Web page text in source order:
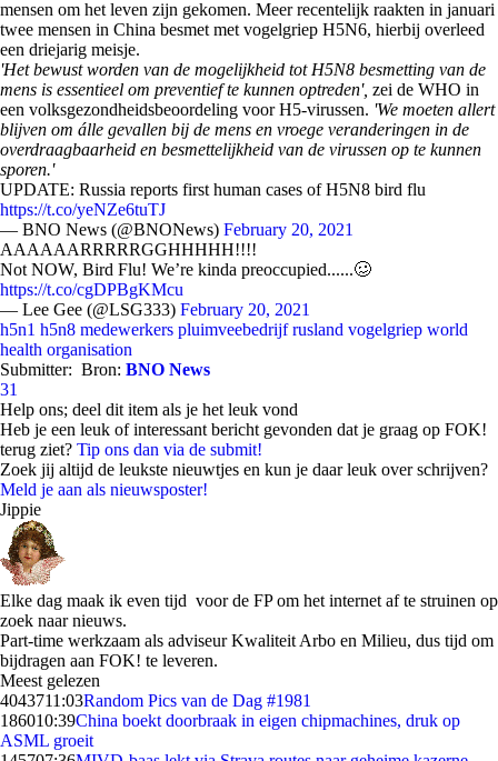
mensen om het leven zijn gekomen. Meer recentelijk raakten in januari
twee mensen in China besmet met vogelgriep H5N6, hierbij overleed
een driejarig meisje.
'Het bewust worden van de mogelijkheid tot H5N8 besmetting van de
mens is essentieel om preventief te kunnen optreden', zei de WHO in
een volksgezondheidsbeoordeling voor H5-virussen. 'We moeten allert
blijven om álle gevallen bij de mens en vroege veranderingen in de
overdraagbaarheid en besmettelijkheid van de virussen op te kunnen
sporen.'
UPDATE: Russia reports first human cases of H5N8 bird flu
https://t.co/yeNZe6tuTJ
— BNO News (@BNONews) February 20, 2021
AAAAAARRRRRGGHHHHH!!!!
Not NOW, Bird Flu! We’re kinda preoccupied......🥴
https://t.co/cgDPBgKMcu
— Lee Gee (@LSG333) February 20, 2021
h5n1 h5n8 medewerkers pluimveebedrijf rusland vogelgriep world
health organisation
Submitter: Bron: BNO News
31
Help ons; deel dit item als je het leuk vond
Heb je een leuk of interessant bericht gevonden dat je graag op FOK!
terug ziet? Tip ons dan via de submit!
Zoek jij altijd de leukste nieuwtjes en kun je daar leuk over schrijven?
Meld je aan als nieuwsposter!
Jippie
Elke dag maak ik even tijd voor de FP om het internet af te struinen op
zoek naar nieuws.
Part-time werkzaam als adviseur Kwaliteit Arbo en Milieu, dus tijd om
bijdragen aan FOK! te leveren.
Meest gelezen
4043711:03Random Pics van de Dag #1981
186010:39China boekt doorbraak in eigen chipmachines, druk op
ASML groeit